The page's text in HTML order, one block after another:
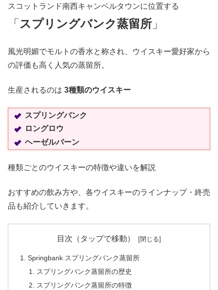
スコットランド南西キャンベルタウンに位置する
「スプリングバンク蒸留所 」
風光明媚でモルトの香水と称され、ウイスキー愛好家から
の評価も高く人気の蒸留所。
生産されるのは 3種類のウイスキー
スプリングバンク
ロングロウ
ヘーゼルバーン
種類ごとのウイスキーの特徴や違いを解説
おすすめの飲み方や、各ウイスキーのラインナップ・終売
品も紹介していきます。
目次（タップで移動）
Springbank スプリングバンク蒸留所
スプリングバンク蒸留所の歴史
スプリングバンク蒸留所の特徴